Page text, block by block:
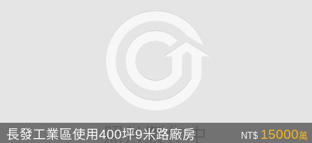
長發工業區使用400坪9米路廠房 NT$ 15000萬